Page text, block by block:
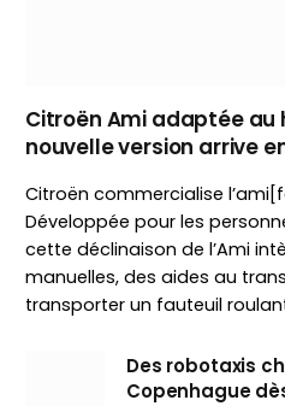
Citroën Ami adaptée au
nouvelle version arrive
Citroën commercialise
Développée pour les
cette déclinaison de l’Ami
manuelles, des aides au
transporter un fauteuil
Des robotaxis
Copenhague